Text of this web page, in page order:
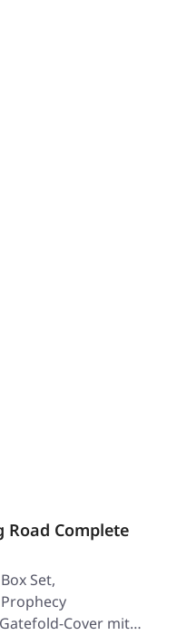
Road Complete
Set,
Cover mit